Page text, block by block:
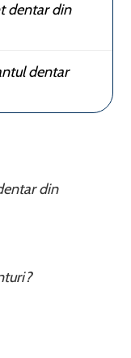
dentar din
dentar
din